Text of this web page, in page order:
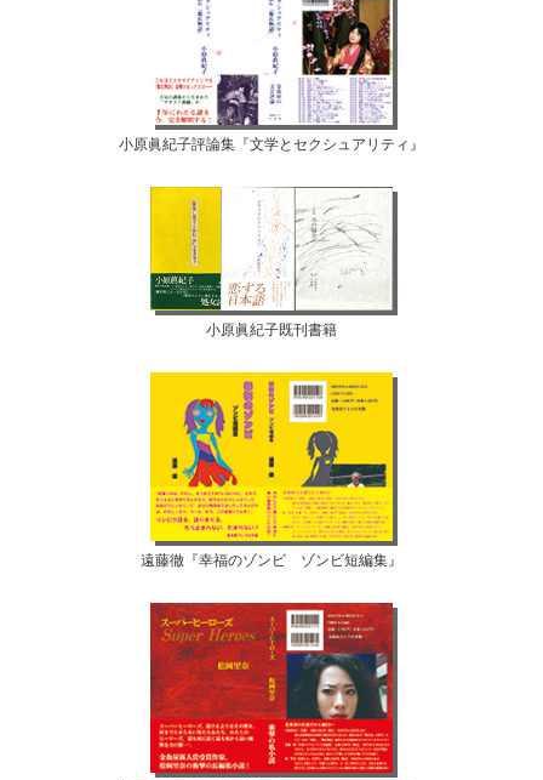
小原眞紀子評論集『文学とセクシュアリティ』
小原眞紀子既刊書籍
遠藤徹『幸福のゾンビ ゾンビ短編集』